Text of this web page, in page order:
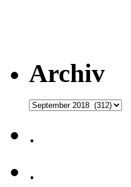
Archiv
Archiv
.
.